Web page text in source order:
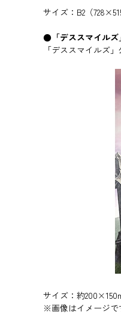
サイズ：B2（
●「デススマイルズ
「デススマイルズ
サイズ：約
※画像はイメージで